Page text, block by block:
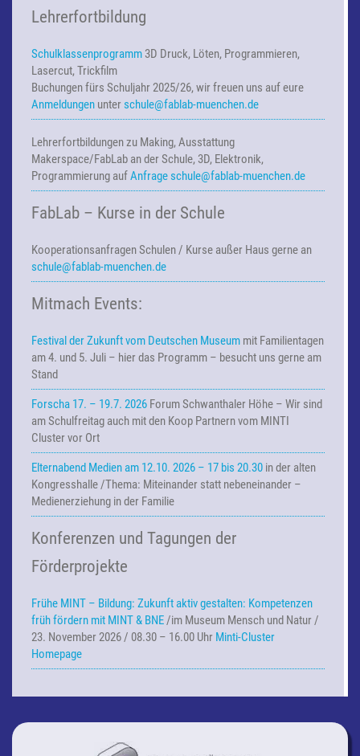
Lehrerfortbildung
Schulklassenprogramm3D Druck, Löten, Programmieren,
Lasercut, Trickfilm
Buchungen fürs Schuljahr 2025/26, wir freuen uns auf eure
Anmeldungen unter schule@fablab-muenchen.de
Lehrerfortbildungen zu Making,Ausstattung
Makerspace/FabLab an der Schule, 3D, Elektronik,
Programmierung aufAnfrage schule@fablab-muenchen.de
FabLab – Kurse in der Schule
KooperationsanfragenSchulen / Kurse außer Haus gerne an
schule@fablab-muenchen.de
Mitmach Events:
Festival der Zukunft vom Deutschen Museum mit Familientagen
am 4. und 5. Juli – hier das Programm – besucht uns gerne am
Stand
Forscha 17. – 19.7. 2026 Forum Schwanthaler Höhe – Wir sind
am Schulfreitag auch mit den Koop Partnern vom MINTI
Cluster vor Ort
Elternabend Medien am 12.10. 2026 – 17 bis 20.30 in der alten
Kongresshalle /Thema: Miteinander statt nebeneinander –
Medienerziehung in der Familie
Konferenzen und Tagungen der
Förderprojekte
Frühe MINT – Bildung: Zukunft aktiv gestalten: Kompetenzen
früh fördern mit MINT & BNE/im Museum Mensch und Natur /
23. November 2026 / 08.30 – 16.00 Uhr Minti-Cluster
Homepage